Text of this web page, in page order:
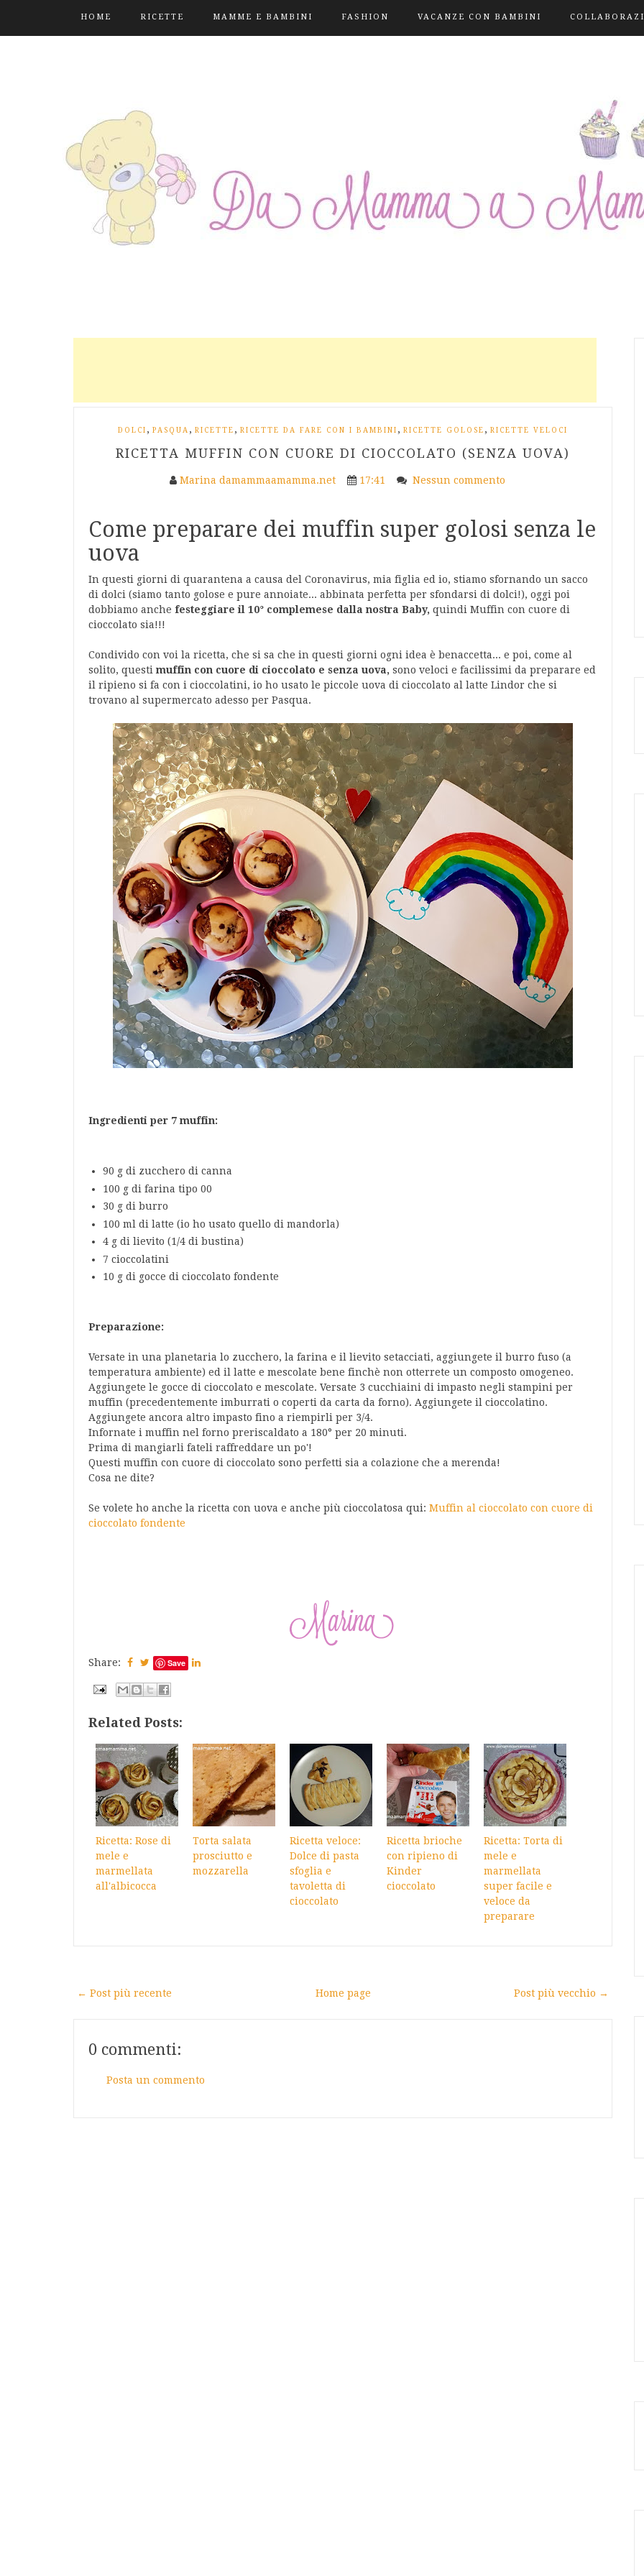
HOME RICETTE MAMME E BAMBINI FASHION VACANZE CON BAMBINI
DOLCI , PASQUA , RICETTE , RICETTE DA FARE CON I BAMBINI , RICETTE GOLOSE , RICETTE VELOCI
RICETTA MUFFIN CON CUORE DI CIOCCOLATO (SENZA UOVA)
Marina damammaamamma.net 17:41 Nessun commento
Come preparare dei muffin super golosi senza le
uova
In questi giorni di quarantena a causa del Coronavirus, mia figlia ed io, stiamo sfornando un sacco
di dolci (siamo tanto golose e pure annoiate... abbinata perfetta per sfondarsi di dolci!), oggi poi
dobbiamo anche festeggiare il 10° complemese dalla nostra Baby, quindi Muffin con cuore di
cioccolato sia!!!
Condivido con voi la ricetta, che si sa che in questi giorni ogni idea è benaccetta... e poi, come al
solito, questi muffin con cuore di cioccolato e senza uova, sono veloci e facilissimi da preparare ed
il ripieno si fa con i cioccolatini, io ho usato le piccole uova di cioccolato al latte Lindor che si
trovano al supermercato adesso per Pasqua.
Ingredienti per 7 muffin:
90 g di zucchero di canna
100 g di farina tipo 00
30 g di burro
100 ml di latte (io ho usato quello di mandorla)
4 g di lievito (1/4 di bustina)
7 cioccolatini
10 g di gocce di cioccolato fondente
Preparazione:
Versate in una planetaria lo zucchero, la farina e il lievito setacciati, aggiungete il burro fuso (a
temperatura ambiente) ed il latte e mescolate bene finchè non otterrete un composto omogeneo.
Aggiungete le gocce di cioccolato e mescolate. Versate 3 cucchiaini di impasto negli stampini per
muffin (precedentemente imburrati o coperti da carta da forno). Aggiungete il cioccolatino.
Aggiungete ancora altro impasto fino a riempirli per 3/4.
Infornate i muffin nel forno preriscaldato a 180° per 20 minuti.
Prima di mangiarli fateli raffreddare un po'!
Questi muffin con cuore di cioccolato sono perfetti sia a colazione che a merenda!
Cosa ne dite?
Se volete ho anche la ricetta con uova e anche più cioccolatosa qui: Muffin al cioccolato con cuore di
cioccolato fondente
Share: Save
Related Posts:
Ricetta: Rose di
mele e
marmellata
all'albicocca
Torta salata
prosciutto e
mozzarella
Ricetta veloce:
Dolce di pasta
sfoglia e
tavoletta di
cioccolato
Ricetta brioche
con ripieno di
Kinder
cioccolato
Ricetta: Torta di
mele e
marmellata
super facile e
veloce da
preparare
← Post più recente Post più vecchio →
Home page
0 commenti:
Posta un commento